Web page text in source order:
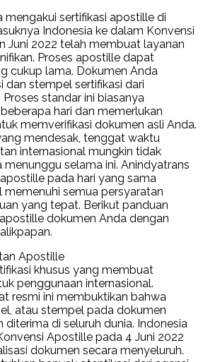
mengakui sertifikasi apostille di
Indonesia ke dalam Konvensi
Juni 2022 telah membuat layanan
Proses apostille dapat
cukup lama. Dokumen Anda
dan stempel sertifikasi dari
standar ini biasanya
hari dan memerlukan
memverifikasi dokumen asli Anda.
mendesak, tenggat waktu
internasional mungkin tidak
selama ini. Anindyatrans
pada hari yang sama
semua persyaratan
yang tepat. Berikut panduan
dokumen Anda dengan
Apostille
khusus yang membuat
penggunaan internasional.
resmi ini membuktikan bahwa
atau stempel pada dokumen
diterima di seluruh dunia. Indonesia
Apostille pada 4 Juni 2022
dokumen secara menyeluruh.